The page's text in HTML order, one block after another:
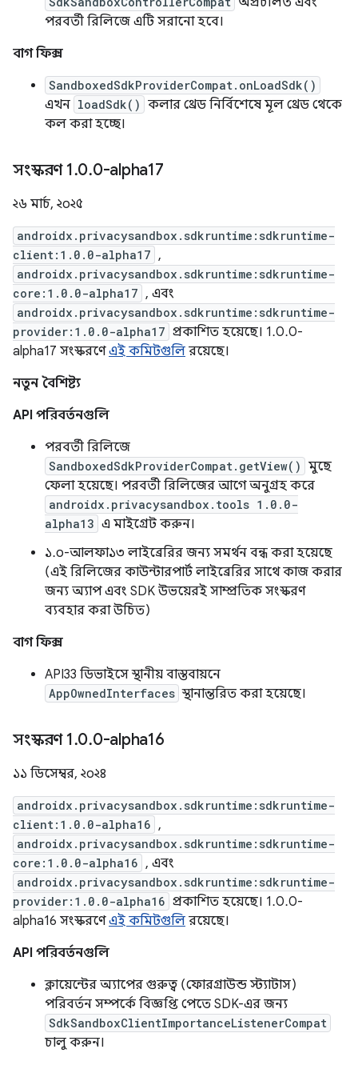
পরবর্তী রিলিজে এটি সরানো হবে।
বাগ ফিক্স
SandboxedSdkProviderCompat.onLoadSdk()
এখন loadSdk() কলার থ্রেড নির্বিশেষে মূল থ্রেড থেকে
কল করা হচ্ছে।
সংস্করণ 1.0.0-alpha17
২৬ মার্চ, ২০২৫
androidx.privacysandbox.sdkruntime:sdkruntime-
client:1.0.0-alpha17 ,
androidx.privacysandbox.sdkruntime:sdkruntime-
core:1.0.0-alpha17 , এবং
androidx.privacysandbox.sdkruntime:sdkruntime-
provider:1.0.0-alpha17 প্রকাশিত হয়েছে। 1.0.0-
alpha17 সংস্করণেএই কমিটগুলি রয়েছে।
নতুন বৈশিষ্ট্য
API পরিবর্তনগুলি
পরবর্তী রিলিজে
SandboxedSdkProviderCompat.getView() মুছে
ফেলা হয়েছে। পরবর্তী রিলিজের আগে অনুগ্রহ করে
androidx.privacysandbox.tools 1.0.0-
alpha13 এ মাইগ্রেট করুন।
১.০-আলফা১৩ লাইব্রেরির জন্য সমর্থন বন্ধ করা হয়েছে
(এই রিলিজের কাউন্টারপার্ট লাইব্রেরির সাথে কাজ করার
জন্য অ্যাপ এবং SDK উভয়েরই সাম্প্রতিক সংস্করণ
ব্যবহার করা উচিত)
বাগ ফিক্স
API33 ডিভাইসে স্থানীয় বাস্তবায়নে
AppOwnedInterfaces স্থানান্তরিত করা হয়েছে।
সংস্করণ 1.0.0-alpha16
১১ ডিসেম্বর, ২০২৪
androidx.privacysandbox.sdkruntime:sdkruntime-
client:1.0.0-alpha16 ,
androidx.privacysandbox.sdkruntime:sdkruntime-
core:1.0.0-alpha16 , এবং
androidx.privacysandbox.sdkruntime:sdkruntime-
provider:1.0.0-alpha16 প্রকাশিত হয়েছে। 1.0.0-
alpha16 সংস্করণেএই কমিটগুলি রয়েছে।
API পরিবর্তনগুলি
ক্লায়েন্টের অ্যাপের গুরুত্ব (ফোরগ্রাউন্ড স্ট্যাটাস)
পরিবর্তন সম্পর্কে বিজ্ঞপ্তি পেতে SDK-এর জন্য
SdkSandboxClientImportanceListenerCompat
চালু করুন।